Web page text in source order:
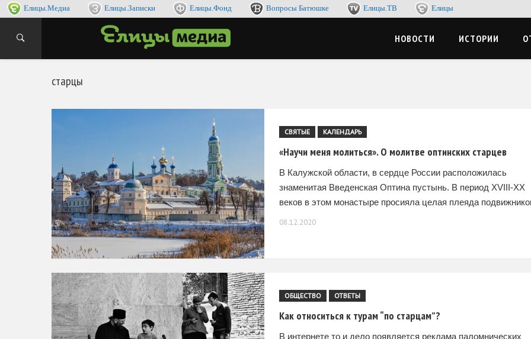
Елицы.Медиа Елицы.Записки Елицы.Фонд Вопросы Батюшке Елицы.ТВ Елицы
НОВОСТИ ИСТОРИИ
старцы
СВЯТЫЕ КАЛЕНДАРЬ
«Научи меня молиться». О молитве оптинских старцев
В Калужской области, в сердце России расположилась
знаменитая Введенская Оптина пустынь. В период XVIII-XX
веков в этом монастыре просияла целая плеяда
08.12.2020
ОБЩЕСТВО ОТВЕТЫ
Как относиться к турам “по старцам”?
В интернете то и дело появляется реклама паломнических